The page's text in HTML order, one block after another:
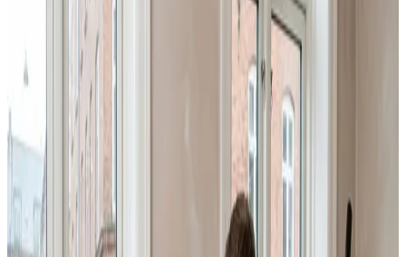
Få tilbud på ventilation i Kalundborg
Et godt tilbud på ventilation i Kalundborg starter her. Du
får fast pris på anlæg, montering og dokumentation —
gratis at indhente og helt uforpligtende.